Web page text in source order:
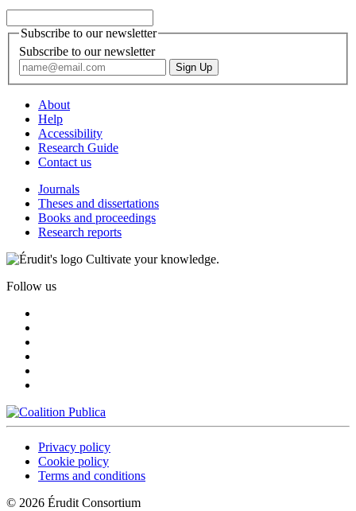
Subscribe to our newsletter
Subscribe to our newsletter
About
Help
Accessibility
Research Guide
Contact us
Journals
Theses and dissertations
Books and proceedings
Research reports
Cultivate your knowledge.
Follow us
Privacy policy
Cookie policy
Terms and conditions
© 2026 Érudit Consortium